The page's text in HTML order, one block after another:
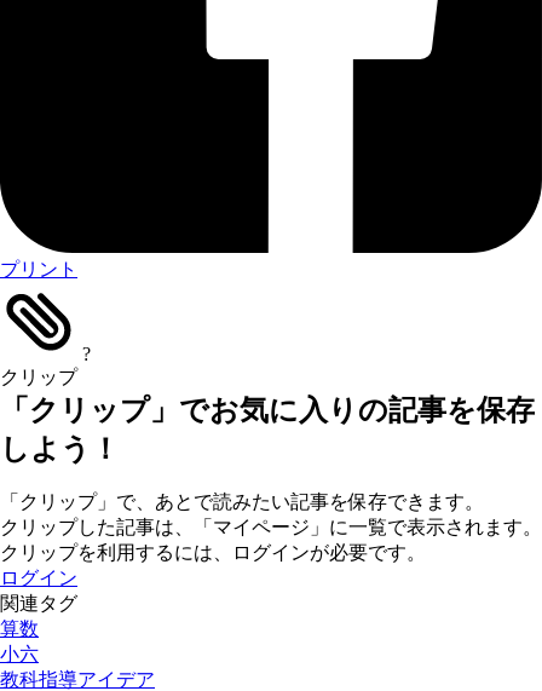
プリント
クリップ
?
「クリップ」でお気に入りの記事を保存
しよう！
「クリップ」で、あとで読みたい記事を保存できます。
クリップした記事は、「マイページ」に一覧で表示されます。
クリップを利用するには、ログインが必要です。
ログイン
関連タグ
算数
小六
教科指導アイデア